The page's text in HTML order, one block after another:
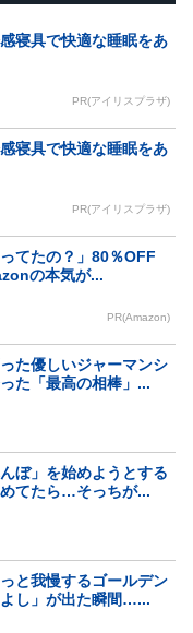
寝具で快適な睡眠をあ
PR(アイリスプラザ)
寝具で快適な睡眠をあ
PR(アイリスプラザ)
てたの？」80％OFF
の本気が...
PR(Amazon)
た優しいジャーマンシ
た「最高の相棒」...
ぼ」を始めようとする
てたら…そっちが...
と我慢するゴールデン
し」が出た瞬間…...